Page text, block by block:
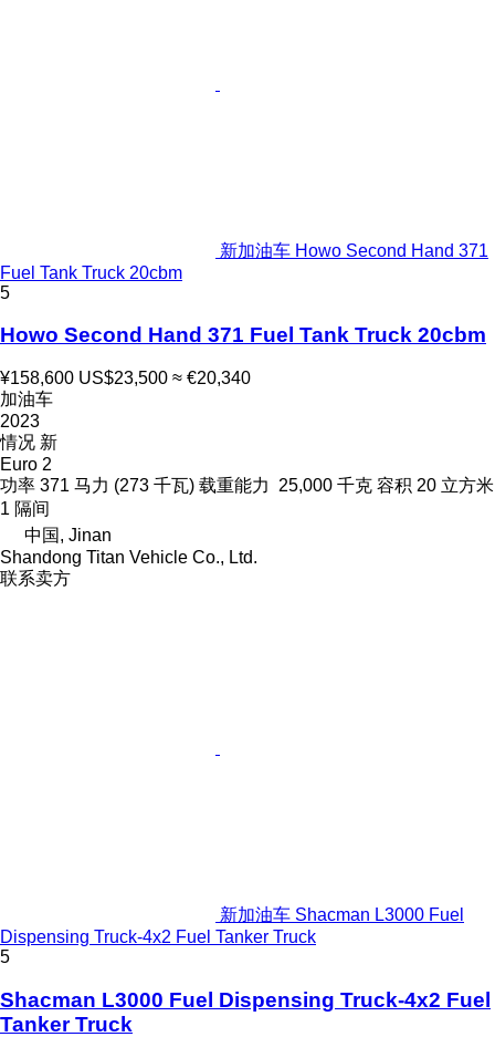
新加油车 Howo Second Hand 371
Fuel Tank Truck 20cbm
5
Howo Second Hand 371 Fuel Tank Truck 20cbm
¥158,600 US$23,500 ≈ €20,340
加油车
2023
情况 新
Euro 2
功率 371 马力 (273 千瓦) 载重能力 25,000 千克 容积 20 立方米
1 隔间
中国, Jinan
Shandong Titan Vehicle Co., Ltd.
联系卖方
新加油车 Shacman L3000 Fuel
Dispensing Truck-4x2 Fuel Tanker Truck
5
Shacman L3000 Fuel Dispensing Truck-4x2 Fuel
Tanker Truck